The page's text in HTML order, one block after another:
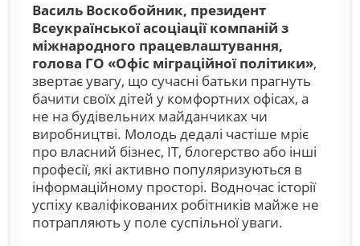
Василь Воскобойник, президент
Всеукраїнської асоціації компаній з
міжнародного працевлаштування,
голова ГО «Офіс міграційної політики»,
звертає увагу, що сучасні батьки прагнуть
бачити своїх дітей у комфортних офісах, а
не на будівельних майданчиках чи
виробництві. Молодь дедалі частіше мріє
про власний бізнес, ІТ, блогерство або інші
професії, які активно популяризуються в
інформаційному просторі. Водночас історії
успіху кваліфікованих робітників майже не
потрапляють у поле суспільної уваги.